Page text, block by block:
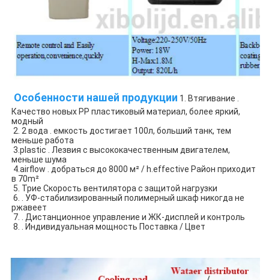
Особенности нашей продукции 1. Втягивание .
Качество новых PP пластиковый материал, более яркий,
модный
меньше работа
меньше шума
в 70m²
5. Трие Скорость вентилятора с защитой нагрузки
ржавеет
7. . Дистанционное управление и ЖК-дисплей и контроль
8. . Индивидуальная мощность Поставка / Цвет